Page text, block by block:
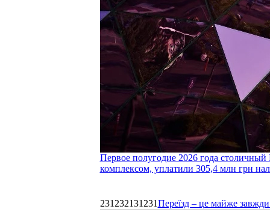
Первое полугодие 2026 года
комплексом, уплатили 305,4 млн грн
231232131231Переїзд – це майже